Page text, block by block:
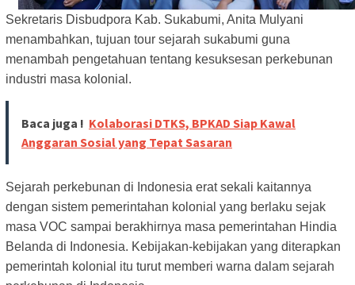
Sekretaris Disbudpora Kab. Sukabumi, Anita Mulyani
menambahkan, tujuan tour sejarah sukabumi guna
menambah pengetahuan tentang kesuksesan perkebunan
industri masa kolonial.
Baca juga ! Kolaborasi DTKS, BPKAD Siap Kawal
Anggaran Sosial yang Tepat Sasaran
Sejarah perkebunan di Indonesia erat sekali kaitannya
dengan sistem pemerintahan kolonial yang berlaku sejak
masa VOC sampai berakhirnya masa pemerintahan Hindia
Belanda di Indonesia. Kebijakan-kebijakan yang diterapkan
pemerintah kolonial itu turut memberi warna dalam sejarah